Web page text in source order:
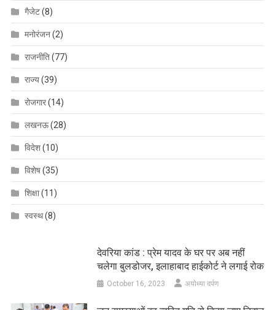
गैजेट(8)
मनोरंजन(2)
राजनीति(77)
राज्य(39)
रोजगार(14)
लखनऊ(28)
विदेश(10)
विशेष(35)
शिक्षा(11)
स्वस्थ(8)
देवरिया कांड : प्रेम यादव के घर पर अब नहीं
चलेगा बुलडोजर, इलाहाबाद हाईकोर्ट ने लगाई रोक
October 16, 2023 अयोध्या दर्पण